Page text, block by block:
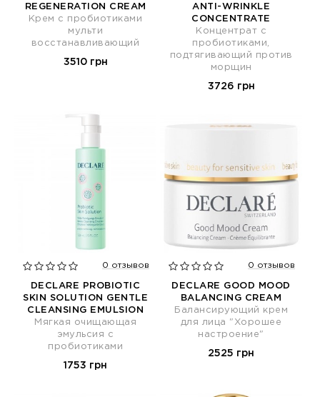
REGENERATION CREAM
Крем с пробиотиками
мульти
восстанавливающий
3510 грн
ANTI-WRINKLE
CONCENTRATE
Концентрат с
пробиотиками,
подтягивающий против
морщин
3726 грн
0 отзывов
DECLARE PROBIOTIC
SKIN SOLUTION GENTLE
CLEANSING EMULSION
Мягкая очищающая
эмульсия с
пробиотиками
1753 грн
0 отзывов
DECLARE GOOD MOOD
BALANCING CREAM
Балансирующий крем
для лица "Хорошее
настроение"
2525 грн